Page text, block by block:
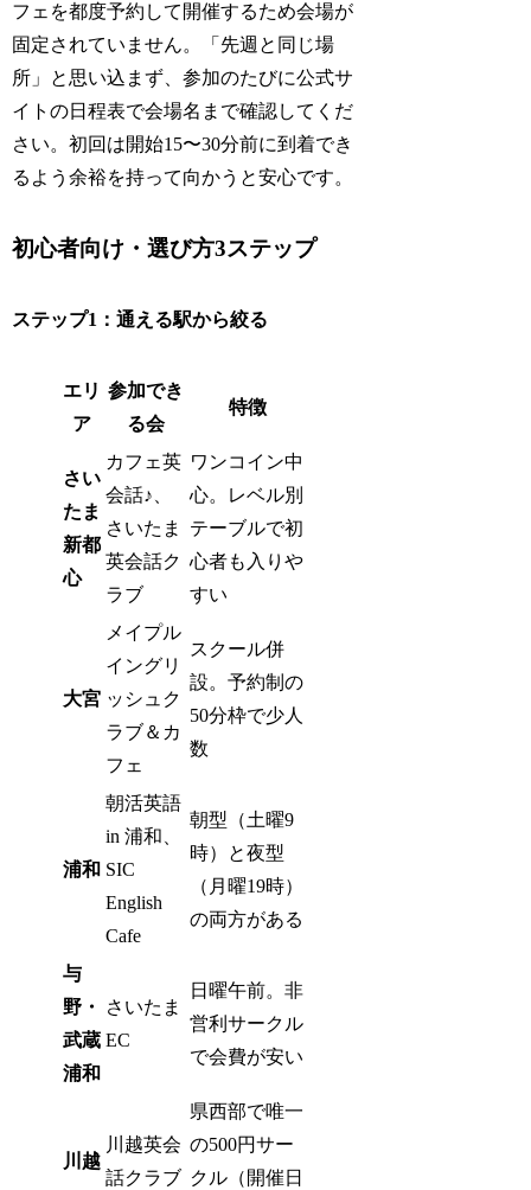
フェを都度予約して開催するため会場が
固定されていません。「先週と同じ場
所」と思い込まず、参加のたびに公式サ
イトの日程表で会場名まで確認してくだ
さい。初回は開始15〜30分前に到着でき
るよう余裕を持って向かうと安心です。
初心者向け・選び方3ステップ
ステップ1：通える駅から絞る
エリ
ア
参加でき
る会
特徴
さい
たま
新都
心
カフェ英
会話♪、
さいたま
英会話ク
ラブ
ワンコイン中
心。レベル別
テーブルで初
心者も入りや
すい
大宮
メイプル
イングリ
ッシュク
ラブ＆カ
フェ
スクール併
設。予約制の
50分枠で少人
数
浦和
朝活英語
in 浦和、
SIC
English
Cafe
朝型（土曜9
時）と夜型
（月曜19時）
の両方がある
与
野・
武蔵
浦和
さいたま
EC
日曜午前。非
営利サークル
で会費が安い
川越
川越英会
話クラブ
県西部で唯一
の500円サー
クル（開催日